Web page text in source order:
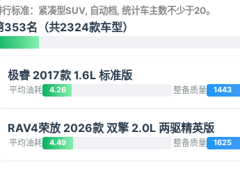
行标准：紧凑型SUV, 自动档, 统计车主数不少于20。
353名（共2324款车型）
极睿 2017款 1.6L 标准版
平均油耗 4.26 整备质量 1443
RAV4荣放 2026款 双擎 2.0L 两驱精英版
平均油耗 4.49 整备质量 1625